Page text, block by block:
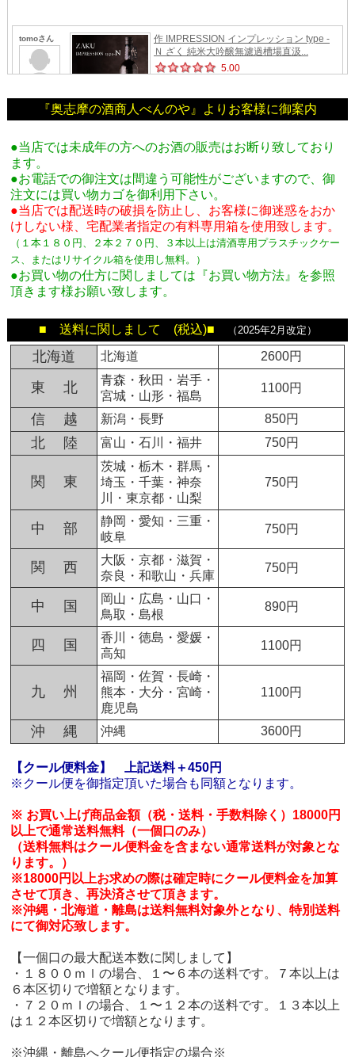
『奥志摩の酒商人べんのや』よりお客様に御案内
●当店では未成年の方へのお酒の販売はお断り致しており
ます。
●お電話での御注文は間違う可能性がございますので、御
注文には買い物カゴを御利用下さい。
●当店では配送時の破損を防止し、お客様に御迷惑をおか
けしない様、宅配業者指定の有料専用箱を使用致します。
（１本１８０円、２本２７０円、３本以上は清酒専用プラスチックケー
ス、またはリサイクル箱を使用し無料。
）
●お買い物の仕方に関しましては『お買い物方法』を参照
頂きます様お願い致します。
■ 送料に関しまして (税込)■ （2025年2月改定）
北海道 北海道 2600円
東 北
青森・秋田・岩手・
宮城・山形・福島
1100円
信 越 新潟・長野 850円
北 陸 富山・石川・福井 750円
関 東
茨城・栃木・群馬・
埼玉・千葉・神奈
川・東京都・山梨
750円
中 部
静岡・愛知・三重・
岐阜
750円
関 西
大阪・京都・滋賀・
奈良・和歌山・兵庫
750円
中 国
岡山・広島・山口・
鳥取・島根
890円
四 国
香川・徳島・愛媛・
高知
1100円
九 州
福岡・佐賀・長崎・
熊本・大分・宮崎・
鹿児島
1100円
沖 縄 沖縄 3600円
【クール便料金】
上記送料＋450円
※クール便を御指定頂いた場合も同額となります。
※ お買い上げ商品金額（税・送料・手数料除く）18000円
以上で通常送料無料（一個口のみ）
（送料無料はクール便料金を含まない通常送料が対象とな
ります。）
※18000円以上お求めの際は確定時にクール便料金を加算
させて頂き、再決済させて頂きます。
※沖縄・北海道・離島は送料無料対象外となり、特別送料
にて御対応致します。
【一個口の最大配送本数に関しまして】
・１８００ｍｌの場合、１〜６本の送料です。７本以上は
６本区切りで増額となります。
・７２０ｍｌの場合、１〜１２本の送料です。１３本以上
は１２本区切りで増額となります。
※沖縄・離島へクール便指定の場合※